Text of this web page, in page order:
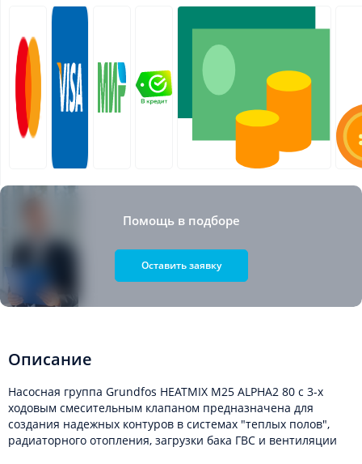
Помощь в подборе
Оставить заявку
Описание
Насосная группа Grundfos HEATMIX M25 ALPHA2 80 с 3-х
ходовым смесительным клапаном предназначена для
создания надежных контуров в системах "теплых полов",
радиаторного отопления, загрузки бака ГВС и вентиляции